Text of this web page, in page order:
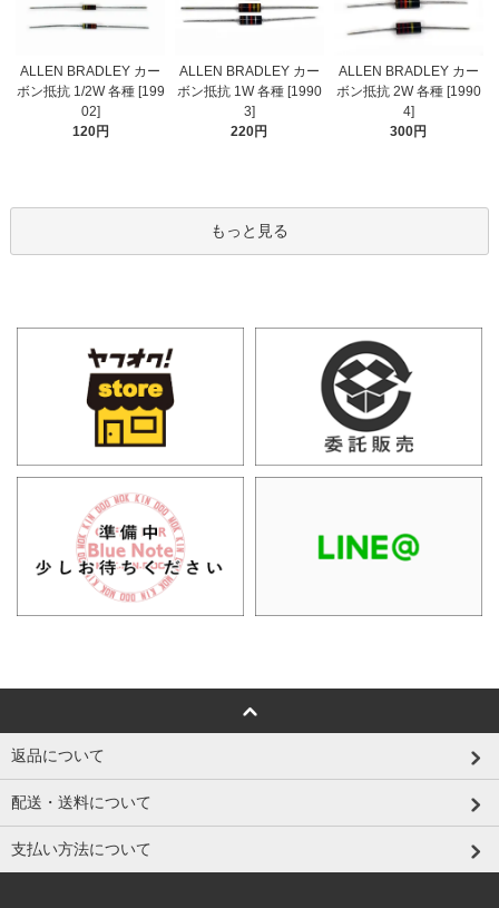
ALLEN BRADLEY カー
ボン抵抗 1/2W 各種 [199
02]
120円
ALLEN BRADLEY カー
ボン抵抗 1W 各種 [1990
3]
220円
ALLEN BRADLEY カー
ボン抵抗 2W 各種 [1990
4]
300円
もっと見る
返品について
配送・送料について
支払い方法について